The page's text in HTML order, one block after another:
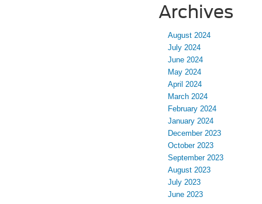
Archives
August 2024
July 2024
June 2024
May 2024
April 2024
March 2024
February 2024
January 2024
December 2023
October 2023
September 2023
August 2023
July 2023
June 2023